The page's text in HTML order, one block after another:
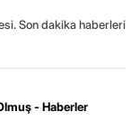
Son dakika haberleri
- Haberler